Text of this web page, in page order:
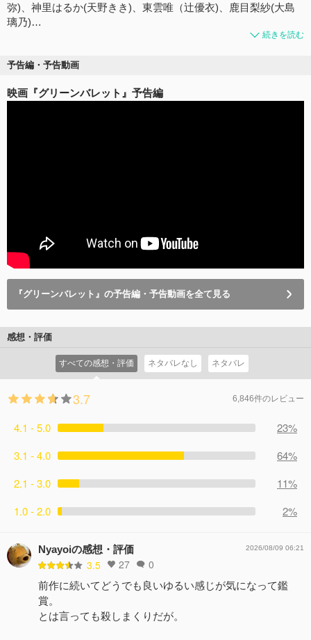
弥)、神里はるか(天野きき)、東雲唯（辻優衣)、鹿目梨紗(大島
璃乃)…
続きを読む
予告編・予告動画
映画『グリーンバレット』予告編
『グリーンバレット』の予告編・予告動画を全て見る
感想・評価
すべての感想・評価 ネタバレなし ネタバレ
3.7 6,846件のレビュー
4.1 - 5.0
23%
3.1 - 4.0
64%
2.1 - 3.0
11%
1.0 - 2.0
2%
Nyayoiの感想・評価
3.5 27 0
2026/08/09 06:21
前作に続いてどうでも良いゆるい感じが気になって鑑
賞。
とは言っても殺しまくりだが。